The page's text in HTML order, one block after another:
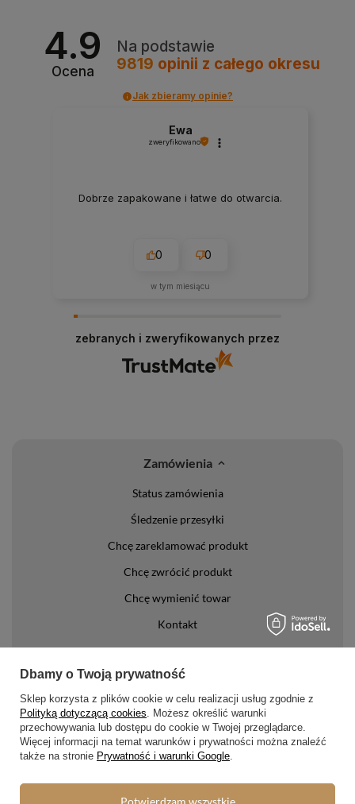
4.9
Ocena
Na podstawie
9819 opinii z całego okresu
Jak zbieramy opinie?
Ewa
zweryfikowano
Dobrze zapakowane i łatwe do otwarcia.
0 0
w tym miesiącu
zebranych i zweryfikowanych przez
Zamówienia
Status zamówienia
Śledzenie przesyłki
Chcę zareklamować produkt
Chcę zwrócić produkt
Chcę wymienić towar
Kontakt
Regulaminy
Regulamin
Polityka prywatności i cookies
Dbamy o Twoją prywatność
Sklep korzysta z plików cookie w celu realizacji usług zgodnie z
Polityką dotyczącą cookies. Możesz określić warunki
przechowywania lub dostępu do cookie w Twojej przeglądarce.
Więcej informacji na temat warunków i prywatności można znaleźć
także na stronie Prywatność i warunki Google.
Potwierdzam wszystkie